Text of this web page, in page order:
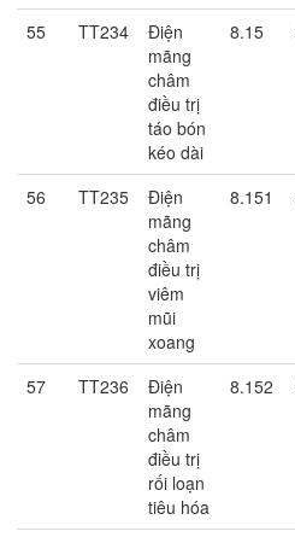
55 TT234
Điện
mãng
châm
điều trị
táo bón
kéo dài
8.15
56 TT235
Điện
mãng
châm
điều trị
viêm
mũi
xoang
8.151
57 TT236
Điện
mãng
châm
điều trị
rối loạn
tiêu hóa
8.152